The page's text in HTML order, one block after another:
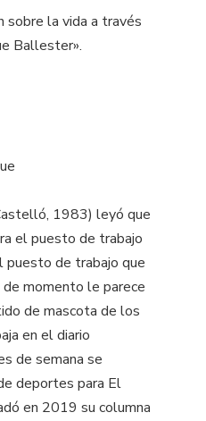
sobre la vida a través
Ballester».
1983) leyó que
el puesto de trabajo
puesto de trabajo que
momento le parece
de mascota de los
en el diario
de semana se
deportes para El
en 2019 su columna